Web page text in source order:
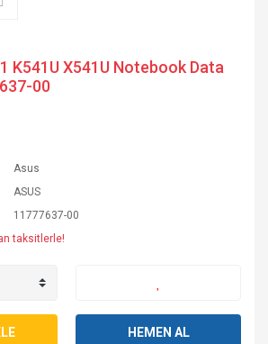
K541U X541U Notebook Data
00
Asus
ASUS
11777637-00
taksitlerle!
HEMEN AL